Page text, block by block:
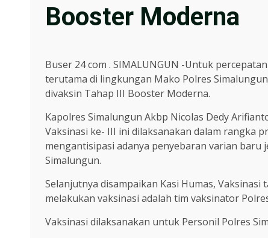
Booster Moderna
Buser 24 com . SIMALUNGUN -Untuk
terutama di lingkungan Mako Polres
divaksin Tahap III Booster Moderna.
Kapolres Simalungun Akbp Nicolas Dedy
Vaksinasi ke- III ini dilaksanakan dalam rangka
mengantisipasi adanya penyebaran varian
Simalungun.
Selanjutnya disampaikan Kasi Humas,
melakukan vaksinasi adalah tim vaksinator
Vaksinasi dilaksanakan untuk Personil Polres